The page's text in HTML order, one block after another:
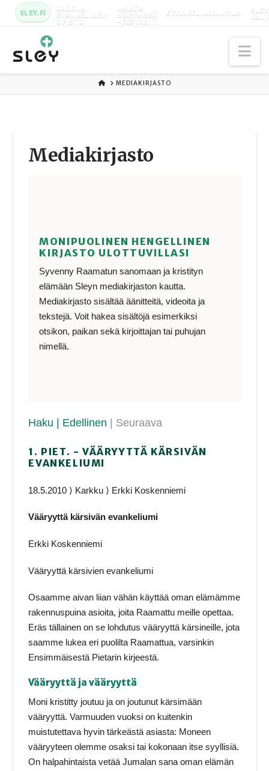
SLEY.FI KARKUN
EVANKELINEN
OPISTO
MAATA
NÄKYVISSÄ
-FESTARIT
EVANKELIUMIJUHLA
ETUSIVU
MEDIAKIRJASTO
Media­kirjasto
MONIPUOLINEN HENGELLINEN
KIRJASTO ULOTTUVILLASI
Syvenny Raamatun sanomaan ja kristityn
elämään Sleyn mediakirjaston kautta.
Mediakirjasto sisältää äänitteitä, videoita ja
tekstejä. Voit hakea sisältöjä esimerkiksi
otsikon, paikan sekä kirjoittajan tai puhujan
nimellä.
Haku | Edellinen | Seuraava
1. PIET. - VÄÄRYYTTÄ KÄRSIVÄN
EVANKELIUMI
18.5.2010 ⟩ Karkku ⟩ Erkki Koskenniemi
Vääryyttä kärsivän evankeliumi
Erkki Koskenniemi
Vääryyttä kärsivien evankeliumi
Osaamme aivan liian vähän käyttää oman elämämme
rakennuspuina asioita, joita Raamattu meille opettaa.
Eräs tällainen on se lohdutus vääryyttä kärsineille, jota
saamme lukea eri puolilta Raamattua, varsinkin
Ensimmäisestä Pietarin kirjeestä.
Vääryyttä ja vääryyttä
Moni kristitty joutuu ja on joutunut kärsimään
vääryyttä. Varmuuden vuoksi on kuitenkin
muistutettava hyvin tärkeästä asiasta: Moneen
vääryyteen olemme osaksi tai kokonaan itse syyllisiä.
On halpahintaista vetää Jumalan sana oman elämän